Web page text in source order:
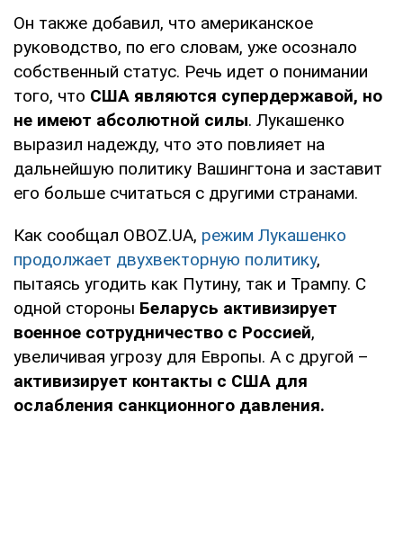
Он также добавил, что американское
руководство, по его словам, уже осознало
собственный статус. Речь идет о понимании
того, что США являются супердержавой, но
не имеют абсолютной силы. Лукашенко
выразил надежду, что это повлияет на
дальнейшую политику Вашингтона и заставит
его больше считаться с другими странами.
Как сообщал OBOZ.UA, режим Лукашенко
продолжает двухвекторную политику,
пытаясь угодить как Путину, так и Трампу. С
одной стороны Беларусь активизирует
военное сотрудничество с Россией,
увеличивая угрозу для Европы. А с другой –
активизирует контакты с США для
ослабления санкционного давления.